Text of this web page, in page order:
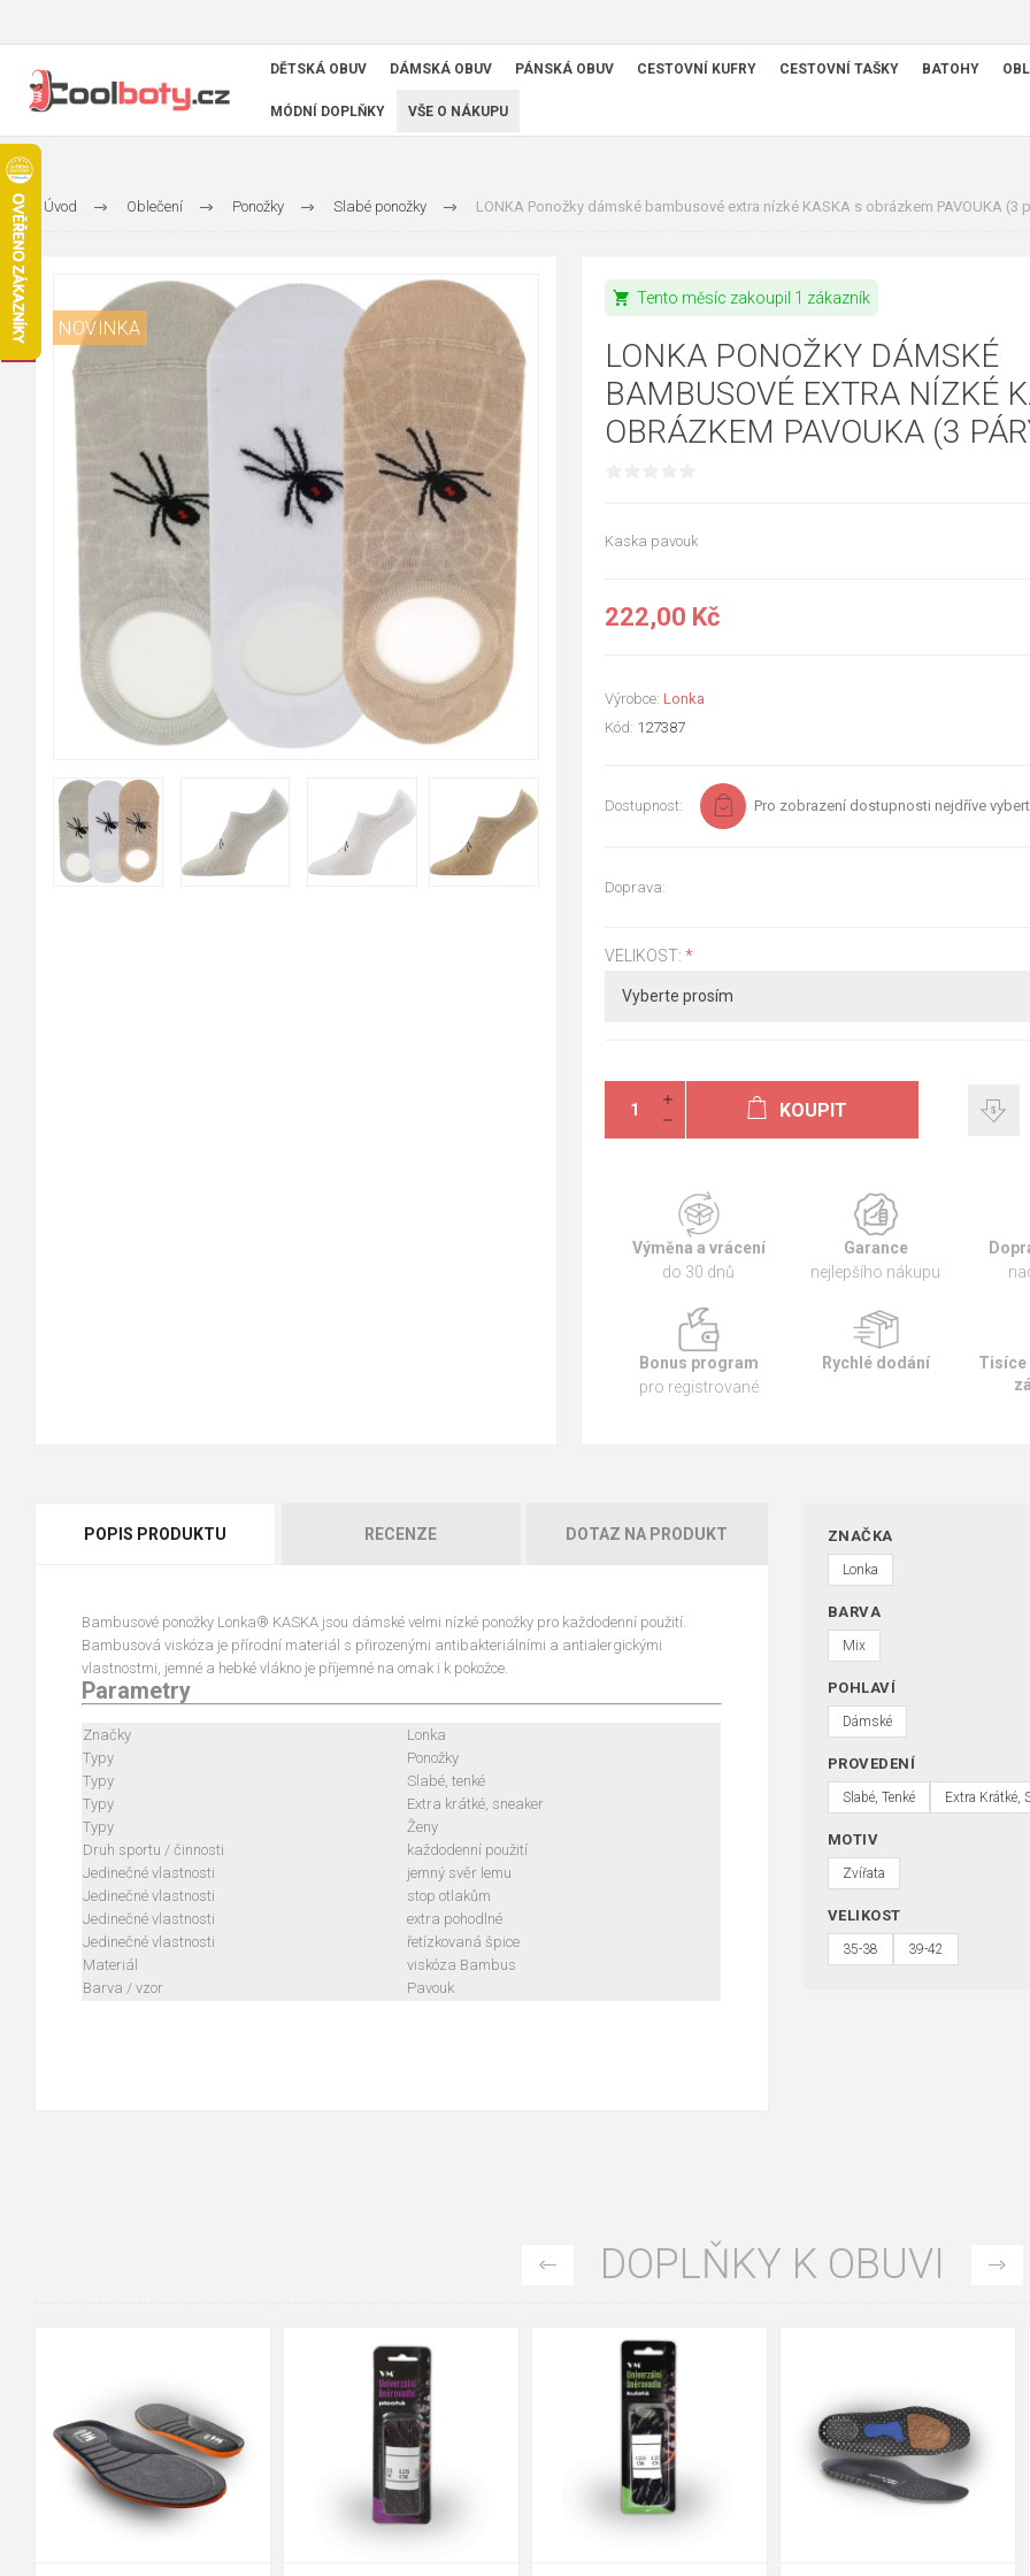
DĚTSKÁ OBUV DÁMSKÁ OBUV PÁNSKÁ OBUV CESTOVNÍ KUFRY CESTOVNÍ TAŠKY BATOHY
MÓDNÍ DOPLŇKY VŠE O NÁKUPU
Úvod Oblečení Ponožky Slabé ponožky LONKA Ponožky dámské bambusové extra nízké KASKA s obrázkem PAVOUKA (3
NOVINKA
shopping_cart Tento měsíc zakoupil 1 zákazník
LONKA PONOŽKY DÁMSKÉ
BAMBUSOVÉ EXTRA NÍZKÉ
OBRÁZKEM PAVOUKA (3
Kaska pavouk
222,00 Kč
Výrobce: Lonka
Kód: 127387
Dostupnost: Pro zobrazení dostupnosti nejdříve
Doprava:
VELIKOST: *
KOUPIT
Výměna a vrácení
do 30 dnů
Garance
nejlepšího nákupu
Bonus program
pro registrované
Rychlé dodání
Tisíce
POPIS PRODUKTU RECENZE DOTAZ NA PRODUKT
Bambusové ponožky Lonka® KASKA jsou dámské velmi nízké ponožky pro každodenní použití.
Bambusová viskóza je přírodní materiál s přirozenými antibakteriálními a antialergickými
vlastnostmi, jemné a hebké vlákno je příjemné na omak i k pokožce.
Parametry
Značky
Lonka
Typy
Ponožky
Typy
Slabé, tenké
Typy
Extra krátké, sneaker
Typy
Ženy
Druh sportu / činnosti
každodenní použití
Jedinečné vlastnosti
jemný svěr lemu
Jedinečné vlastnosti
stop otlakům
Jedinečné vlastnosti
extra pohodlné
Jedinečné vlastnosti
řetízkovaná špice
Materiál
viskóza Bambus
Barva / vzor
Pavouk
ZNAČKA
Lonka
BARVA
Mix
POHLAVÍ
Dámské
PROVEDENÍ
Slabé, Tenké Extra Krátké,
MOTIV
Zvířata
VELIKOST
35-38 39-42
DOPLŇKY K OBUVI
36 38
43
47
38 39
44 45
48